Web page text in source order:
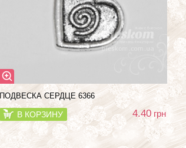
ПОДВЕСКА СЕРДЦЕ 6366
В КОРЗИНУ 4.40 грн